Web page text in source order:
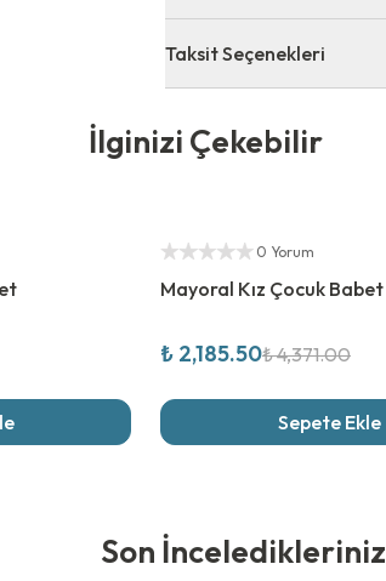
Taksit Seçenekleri
Yetkili Satıcı
0 Yorum
Mayoral Kız Çocuk Babet
₺ 2,185.50₺ 4,371.00
Sepete Ekle